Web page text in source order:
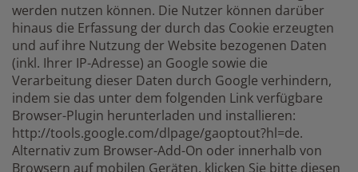
werden nutzen können. Die Nutzer können darüber
hinaus die Erfassung der durch das Cookie erzeugten
und auf ihre Nutzung der Website bezogenen Daten
(inkl. Ihrer IP-Adresse) an Google sowie die
Verarbeitung dieser Daten durch Google verhindern,
indem sie das unter dem folgenden Link verfügbare
Browser-Plugin herunterladen und installieren:
http://tools.google.com/dlpage/gaoptout?hl=de.
Alternativ zum Browser-Add-On oder innerhalb von
Browsern auf mobilen Geräten, klicken Sie bitte diesen